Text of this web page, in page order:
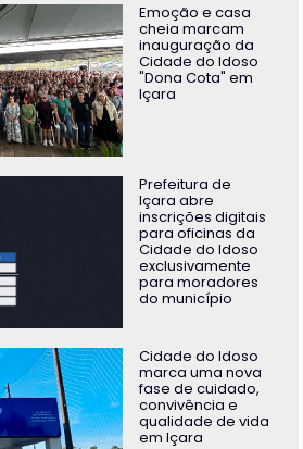
Emoção e casa
cheia marcam
inauguração da
Cidade do Idoso
"Dona Cota" em
Içara
Prefeitura de
Içara abre
inscrições digitais
para oficinas da
Cidade do Idoso
exclusivamente
para moradores
do município
Cidade do Idoso
marca uma nova
fase de cuidado,
convivência e
qualidade de vida
em Içara